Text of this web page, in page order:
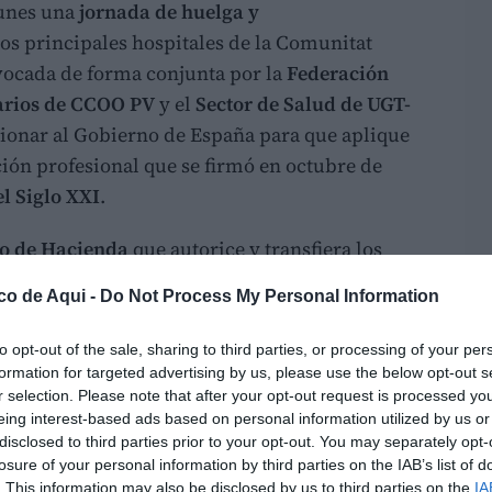
de Aqui - Do Not Process My Personal Information
opt-out of the sale, sharing to third parties, or processing of your
for targeted advertising by us, please use the below opt-out
selection. Please note that after your opt-out request is processed
interest-based ads based on personal information utilized by us
to third parties prior to your opt-out. You may separately
of your personal information by third parties on the IAB’s list of
This information may also be disclosed by us to third parties on the
unajornada de huelga y
principales hospitales de la Comunitat
de forma conjunta por la Federación
de CCOO PVy el Sector de Salud de UGT-
al Gobierno de España para que aplique
profesional que se firmó en octubre de
Siglo XXI.
de Haciendaque autorice y transfiera los
ejecutar esta actualización de categorías.
medida no solo supondría unamejora
administrativo formal de las
que desempeñan a diario en los centros
el engranaje de la sanidad pública, ya que
plantilla totaldel Sistema Valenciano de